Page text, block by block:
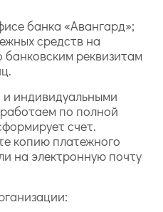
банка «Авангард»;
средств на
банковским реквизитам
индивидуальными
по полной
счет.
копию платежного
на электронную почту